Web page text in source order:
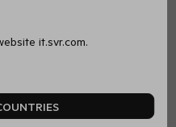
it.svr.com.
4.6